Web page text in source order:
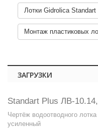
Лотки Gidrolica Standart
Монтаж пластиковых
ЗАГРУЗКИ
Standart Plus ЛВ-
Чертёж водоотводного
усиленный